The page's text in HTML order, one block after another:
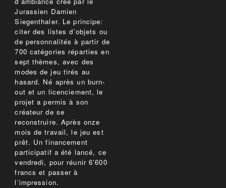
Jurassien Damien
Siegenthaler. Le principe:
citer des listes d’objets ou
de personnalités à partir de
700 catégories réparties en
sept thèmes, avec des
modes de jeu tirés au
hasard. Né après un burn-
out et un licenciement, le
projet a permis à son
créateur de se
reconstruire. Après onze
mois de travail, le jeu est
prêt. Un financement
participatif a été lancé, ce
vendredi, pour réunir 6’600
francs et passer à
l’impression.